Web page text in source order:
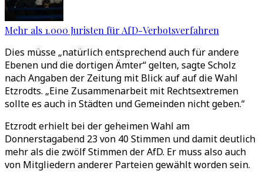
Mehr als 1.000 Juristen für AfD-Verbotsverfahren
Dies müsse „natürlich entsprechend auch für andere
Ebenen und die dortigen Ämter“ gelten, sagte Scholz
nach Angaben der Zeitung mit Blick auf auf die Wahl
Etzrodts. „Eine Zusammenarbeit mit Rechtsextremen
sollte es auch in Städten und Gemeinden nicht geben.“
Etzrodt erhielt bei der geheimen Wahl am
Donnerstagabend 23 von 40 Stimmen und damit deutlich
mehr als die zwölf Stimmen der AfD. Er muss also auch
von Mitgliedern anderer Parteien gewählt worden sein.